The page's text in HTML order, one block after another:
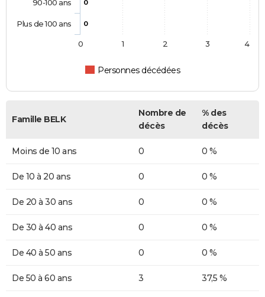
0
0
Personnes décédées
90-100 ans
Plus de 100 ans
0 1 2 3 4
Famille BELK
Nombre de
décès
% des
décès
Moins de 10 ans 0 0 %
De 10 à 20 ans 0 0 %
De 20 à 30 ans 0 0 %
De 30 à 40 ans 0 0 %
De 40 à 50 ans 0 0 %
De 50 à 60 ans 3 37,5 %